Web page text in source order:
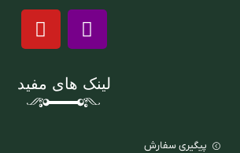
لینک های مفید
پیگیری سفارش